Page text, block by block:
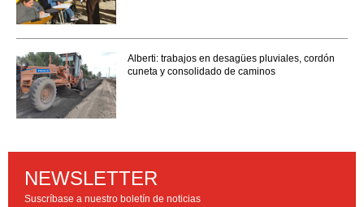
Alberti: trabajos en desagües pluviales, cordón
cuneta y consolidado de caminos
NEWSLETTER
Suscríbase a nuestro boletín de noticias